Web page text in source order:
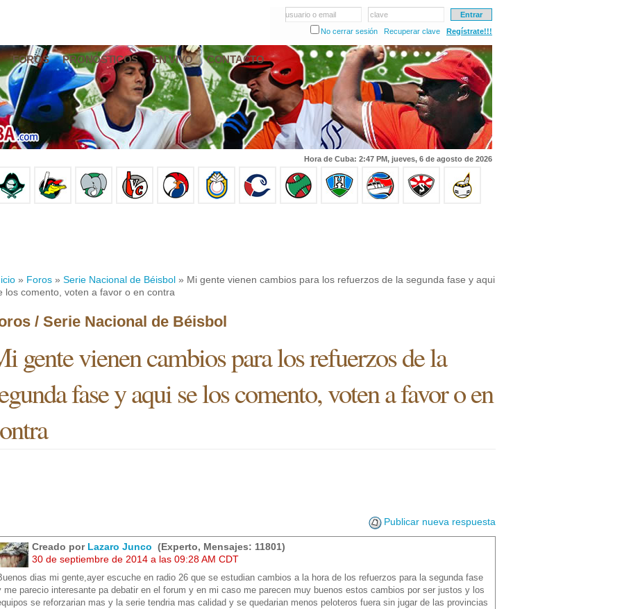
usuario o email
clave
No cerrar sesión
Recuperar clave Regístrate!!!
FOROS PRONÓSTICOS EN VIVO CONTACTO
Hora de Cuba: 2:47 PM, jueves, 6 de agosto de 2026
» Foros » Serie Nacional de Béisbol » Mi gente vienen cambios para los refuerzos de la segunda fase y aqui
los comento, voten a favor o en contra
/ Serie Nacional de Béisbol
gente vienen cambios para los refuerzos de la
fase y aqui se los comento, voten a favor o en
Publicar nueva respuesta
Creado por Lazaro Junco (Experto, Mensajes: 11801)
30 de septiembre de 2014 a las 09:28 AM CDT
dias mi gente,ayer escuche en radio 26 que se estudian cambios a la hora de los refuerzos para la segunda fase
me parecio interesante pa debatir en el forum y en mi caso me parecen muy buenos estos cambios por ser justos y los
se reforzarian mas y la serie tendria mas calidad y se quedarian menos peloteros fuera sin jugar de las provincias